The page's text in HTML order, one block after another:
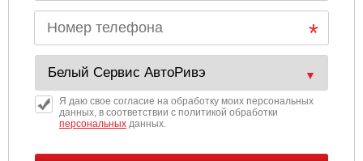
Я даю свое согласие на обработку моих персональных
данных, в соответствии с политикой обработки
персональныхданных.